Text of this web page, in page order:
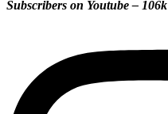
Subscribers on Youtube – 106k